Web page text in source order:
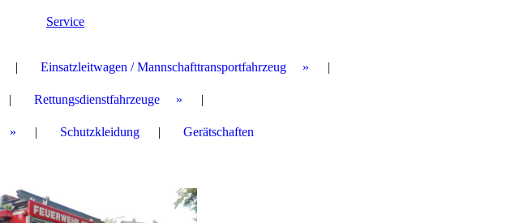
Service
Einsatzleitwagen / Mannschafttransportfahrzeug
Rettungsdienstfahrzeuge
Schutzkleidung Gerätschaften